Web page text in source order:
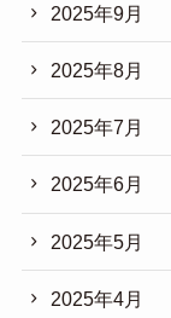
2025年9月
2025年8月
2025年7月
2025年6月
2025年5月
2025年4月